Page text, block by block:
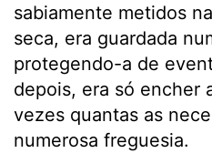
sabiamente metidos
seca, era guardada
protegendo-a de
depois, era só encher
vezes quantas as
numerosa freguesia.